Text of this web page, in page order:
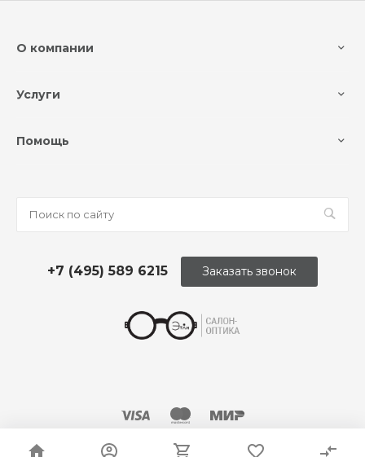
О компании
Услуги
Помощь
+7 (495) 589 6215 Заказать звонок